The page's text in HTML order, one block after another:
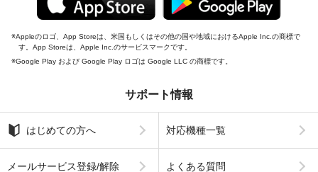
Appleのロゴ、App Storeは、米国もしくはその他の国や地域におけるApple Inc.の商標で
す。App Storeは、Apple Inc.のサービスマークです。
Google Play および Google Play ロゴは Google LLC の商標です。
サポート情報
はじめての方へ 対応機種一覧
メールサービス登録/解除 よくある質問